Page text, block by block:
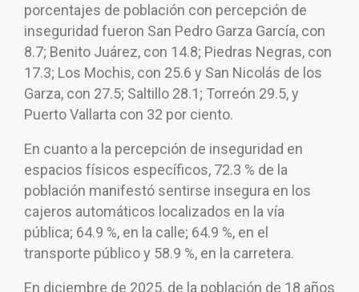
porcentajes de población con percepción de
inseguridad fueron San Pedro Garza García, con
8.7; Benito Juárez, con 14.8; Piedras Negras, con
17.3; Los Mochis, con 25.6 y San Nicolás de los
Garza, con 27.5; Saltillo 28.1; Torreón 29.5, y
Puerto Vallarta con 32 por ciento.
En cuanto a la percepción de inseguridad en
espacios físicos específicos, 72.3 % de la
población manifestó sentirse insegura en los
cajeros automáticos localizados en la vía
pública; 64.9 %, en la calle; 64.9 %, en el
transporte público y 58.9 %, en la carretera.
En diciembre de 2025, de la población de 18 años